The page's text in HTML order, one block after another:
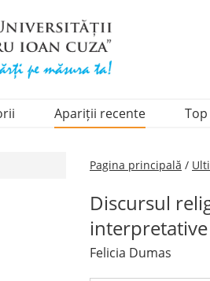
Apariții recente Top
Pagina principală /
Discursul
interpretative
Felicia Dumas